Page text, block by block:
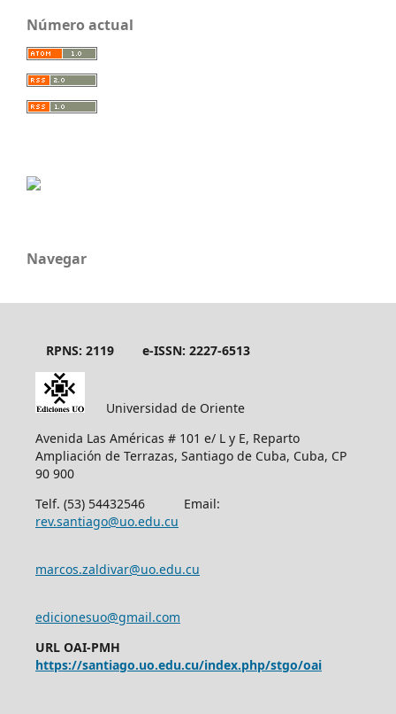
Número actual
Navegar
RPNS: 2119 e-ISSN: 2227-6513
Universidad de Oriente
Avenida Las Américas # 101 e/ L y E, Reparto
Ampliación de Terrazas, Santiago de Cuba, Cuba, CP
90 900
Telf. (53) 54432546 Email:
rev.santiago@uo.edu.cu
marcos.zaldivar@uo.edu.cu
edicionesuo@gmail.com
URL OAI-PMH
https://santiago.uo.edu.cu/index.php/stgo/oai